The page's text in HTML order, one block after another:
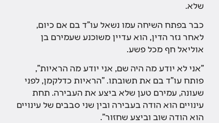
שלא.
כבר בפתח השיחה עמו נשאל עו"ד בם אם כיום,
לאחר גזר הדין, הוא עדיין משוכנע שעמירם בן
אוליאל חף מכל פשע.
"אני לא יודע מה היה שם, אני יודע מה הראיות",
פותח עו"ד בם את תשובתו. "הראיות כדלקמן, לפני
שעונה, עמירם טען שלא ביצע את העבירה. תחת
עינויים הוא הודה בעבירה ובין שני סבבים של עינויים
הוא הודה שוב וביצע שחזור".